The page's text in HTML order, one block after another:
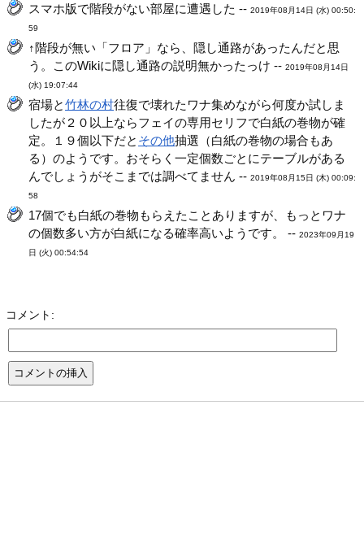
スマホ版で階段がない部屋に遭遇した --2019年08月14日 (水) 00:50:
59
↑階段が無い「フロア」なら、隠し通路があったんだと思
う。このWikiに隠し通路の説明無かったっけ --2019年08月14日
(水) 19:07:44
宿場と竹林の村往復で壊れたワナ集めながら何度か試しま
したが２０以上ならフェイの専用セリフで白紙の巻物が確
定。１９個以下だと その他抽選（白紙の巻物の場合もあ
る）のようです。おそらく一定個数ごとにテーブルがある
んでしょうがそこまでは調べてません --2019年08月15日 (木) 00:09:
58
17個でも白紙の巻物もらえたことありますが、もっとワナ
の個数多い方が白紙になる確率高いようです。 --2023年09月19
日 (火) 00:54:54
コメント: